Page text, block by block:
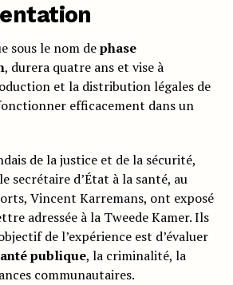
sous le nom dephase
, durera quatre ans et vise à
et la distribution légales de
efficacement dans un
de la justice et de la sécurité,
secrétaire d’État à la santé, au
Vincent Karremans, ont exposé
adressée à la Tweede Kamer. Ils
de l’expérience est d’évaluer
publique, la criminalité, la
communautaires.